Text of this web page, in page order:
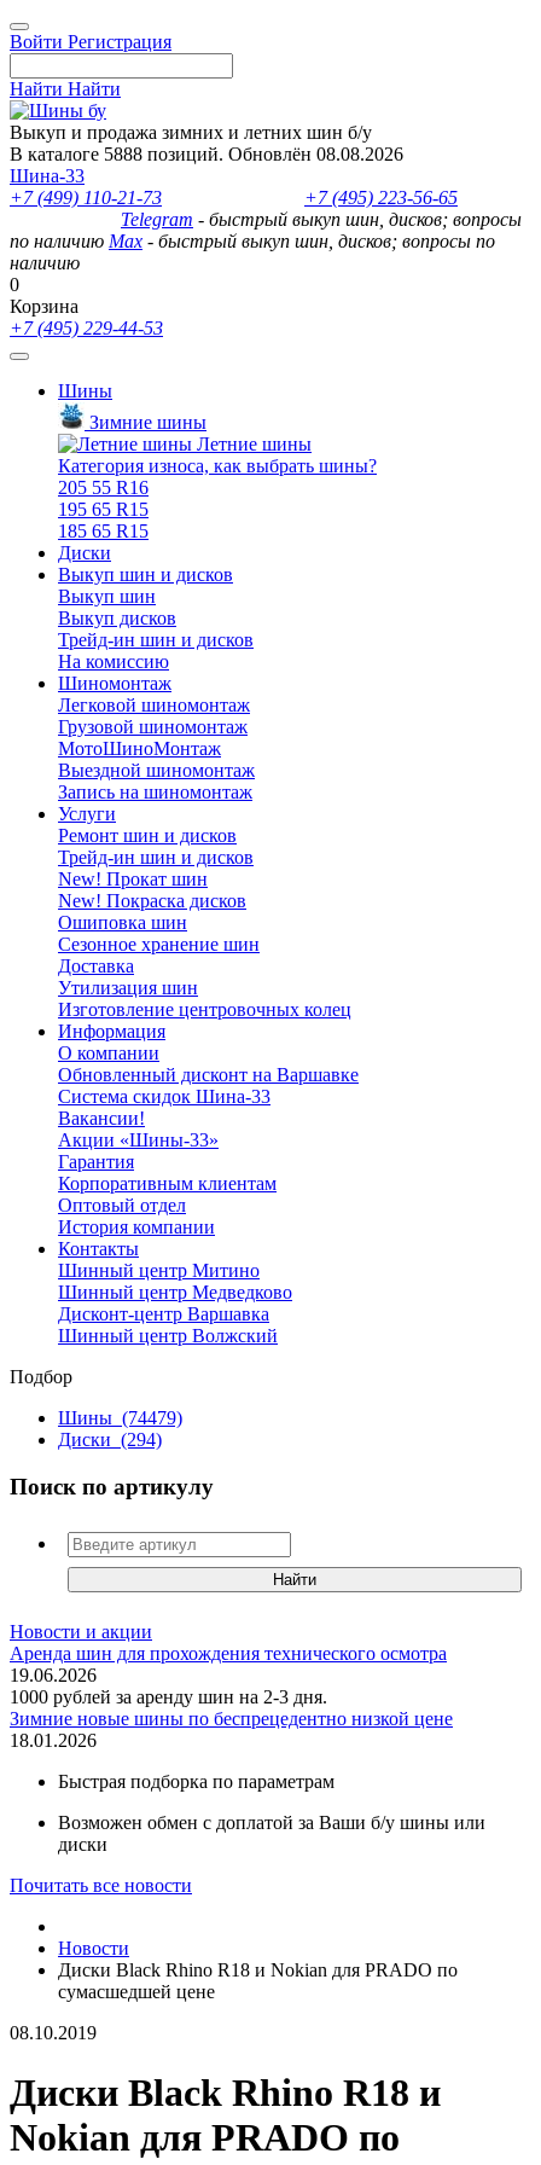
Войти Регистрация
Найти Найти
Выкуп и продажа зимних и летних шин б/у
В каталоге 5888 позиций. Обновлён 08.08.2026
Шина-33
+7 (499) 110-21-73
+7 (495) 223-56-65
Telegram - быстрый выкуп шин, дисков; вопросы
по наличию Max - быстрый выкуп шин, дисков; вопросы по
наличию
0
Корзина
+7 (495) 229-44-53
Шины
Зимние шины
Летние шины
Категория износа, как выбрать шины?
205 55 R16
195 65 R15
185 65 R15
Диски
Выкуп шин и дисков
Выкуп шин
Выкуп дисков
Трейд-ин шин и дисков
На комиссию
Шиномонтаж
Легковой шиномонтаж
Грузовой шиномонтаж
МотоШиноМонтаж
Выездной шиномонтаж
Запись на шиномонтаж
Услуги
Ремонт шин и дисков
Трейд-ин шин и дисков
New! Прокат шин
New! Покраска дисков
Ошиповка шин
Сезонное хранение шин
Доставка
Утилизация шин
Изготовление центровочных колец
Информация
О компании
Обновленный дисконт на Варшавке
Система скидок Шина-33
Вакансии!
Акции «Шины-33»
Гарантия
Корпоративным клиентам
Оптовый отдел
История компании
Контакты
Шинный центр Митино
Шинный центр Медведково
Дисконт-центр Варшавка
Шинный центр Волжский
Подбор
Шины (74479)
Диски (294)
Поиск по артикулу
Новости и акции
Аренда шин для прохождения технического осмотра
19.06.2026
1000 рублей за аренду шин на 2-3 дня.
Зимние новые шины по беспрецедентно низкой цене
18.01.2026
Быстрая подборка по параметрам
Возможен обмен с доплатой за Ваши б/у шины или
диски
Почитать все новости
Новости
Диски Black Rhino R18 и Nokian для PRADO по
сумасшедшей цене
08.10.2019
Диски Black Rhino R18 и
Nokian для PRADO по